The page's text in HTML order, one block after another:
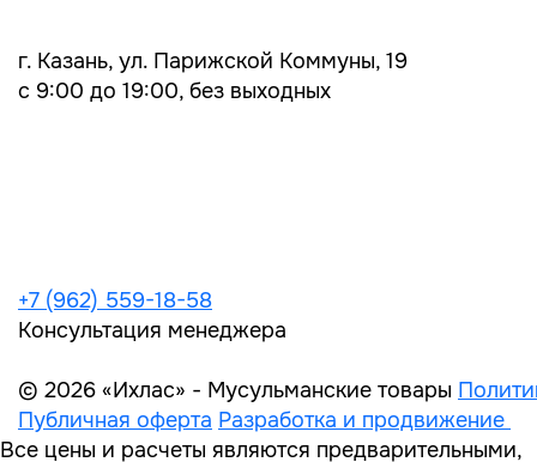
г. Казань, ул. Парижской Коммуны, 19
с 9:00 до 19:00, без выходных
+7 (962) 559-18-58
Консультация менеджера
© 2026 «Ихлас» - Мусульманские товары
Публичная оферта Разработка и продвижение
Все цены и расчеты являются предварительными,